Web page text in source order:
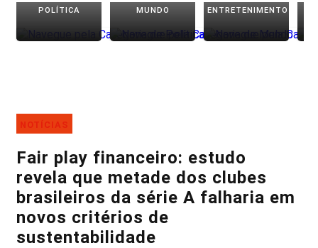
POLÍTICA MUNDO ENTRETENIMENTO
NOTÍCIAS
Fair play financeiro: estudo
revela que metade dos clubes
brasileiros da série A falharia em
novos critérios de
sustentabilidade